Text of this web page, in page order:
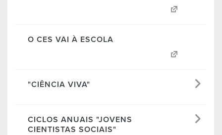
O CES VAI À ESCOLA
"CIÊNCIA VIVA"
CICLOS ANUAIS "JOVENS
CIENTISTAS SOCIAIS"